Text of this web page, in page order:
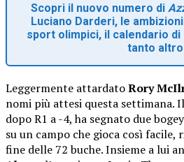
Scopri il nuovo numero di
Luciano Darderi, le
sport olimpici, il calendario di
tanto
Leggermente attardatoRory
nomi più attesi questa settimana.
dopo R1 a -4, ha segnato due
su un campo che gioca così facile,
fine delle 72 buche. Insieme a lui